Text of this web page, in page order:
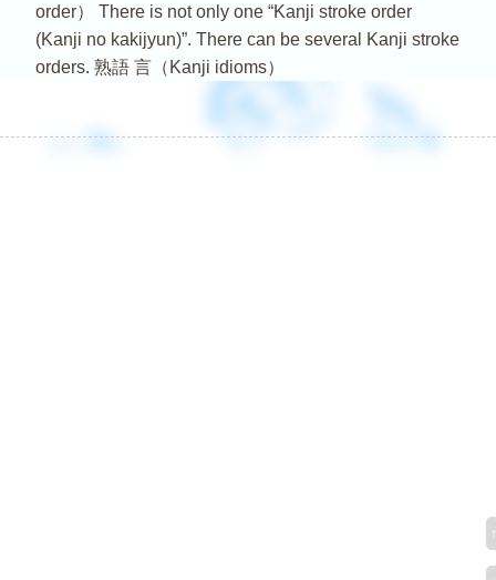
order） There is not only one “Kanji stroke order
(Kanji no kakijyun)”. There can be several Kanji stroke
orders. 熟語 言（Kanji idioms）
↑